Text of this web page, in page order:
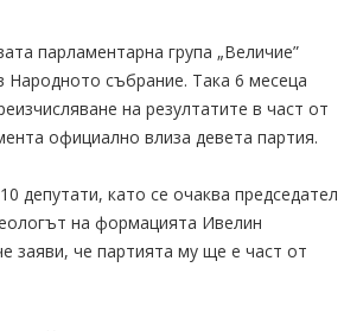
парламентарна група „Величие”
Народното събрание. Така 6 месеца
на резултатите в част от
официално влиза девета партия.
депутати, като се очаква председател
на формацията Ивелин
заяви, че партията му ще е част от